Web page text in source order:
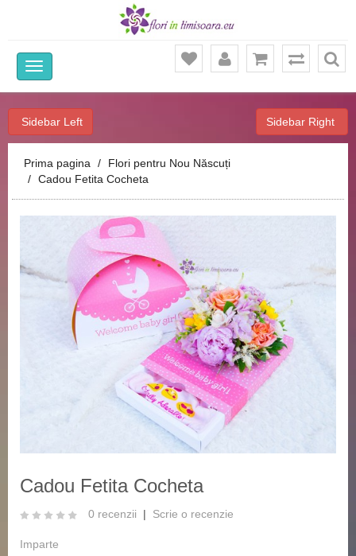
Sidebar Left Sidebar Right
Prima pagina
Flori pentru Nou Născuți
Cadou Fetita Cocheta
‹
Cadou Fetita Cocheta
0 recenzii | Scrie o recenzie
Imparte